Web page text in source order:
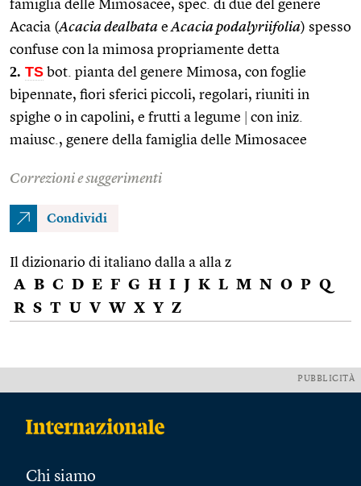
famiglia delle Mimosacee, spec. di due del genere
Acacia (Acacia dealbata e Acacia podalyriifolia) spesso
confuse con la mimosa propriamente detta
2. TS bot. pianta del genere Mimosa, con foglie
bipennate, fiori sferici piccoli, regolari, riuniti in
spighe o in capolini, e frutti a legume
con iniz.
maiusc., genere della famiglia delle Mimosacee
Correzioni e suggerimenti
Condividi
Il dizionario di italiano dalla a alla z
A B C D E F G H I J K L M N O P Q
R S T U V W X Y Z
PUBBLICITÀ
Chi siamo